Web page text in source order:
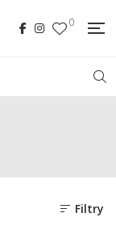
0
Filtry